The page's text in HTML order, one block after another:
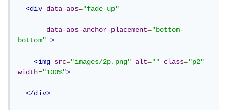
<div data-aos="fade-up"
data-aos-anchor-placement="bottom-
bottom"
>
<img src="images/2p.png" alt="" class="p2"
width="100%">
</div>